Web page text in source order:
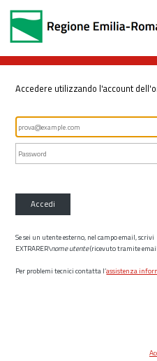
Accedere utilizzando l'account
Accedi
Se sei un utente esterno, nel campo email, scrivi
EXTRARER\nome utente(ricevuto tramite
Per problemi tecnici contatta l’assistenza